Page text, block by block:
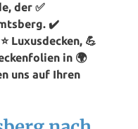
der ✅
✔️
Luxusdecken, 💪
in 🌍
uns auf Ihren